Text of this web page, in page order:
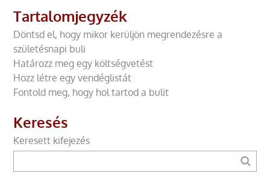
Tartalomjegyzék
Döntsd el, hogy mikor kerüljön megrendezésre a
születésnapi buli
Határozz meg egy költségvetést
Hozz létre egy vendéglistát
Fontold meg, hogy hol tartod a bulit
Keresés
Keresett kifejezés